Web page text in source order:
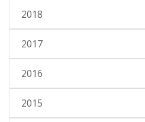
2018
2017
2016
2015